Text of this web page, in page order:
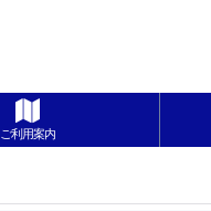
ご利用案内